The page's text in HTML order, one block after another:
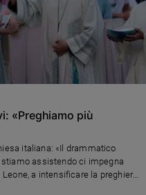
«Preghiamo più
italiana: «Il drammatico
assistendo ci impegna
a intensificare la preghiera